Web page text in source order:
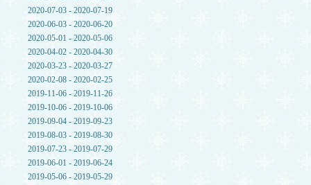
2020-07-03 - 2020-07-19
2020-06-03 - 2020-06-20
2020-05-01 - 2020-05-06
2020-04-02 - 2020-04-30
2020-03-23 - 2020-03-27
2020-02-08 - 2020-02-25
2019-11-06 - 2019-11-26
2019-10-06 - 2019-10-06
2019-09-04 - 2019-09-23
2019-08-03 - 2019-08-30
2019-07-23 - 2019-07-29
2019-06-01 - 2019-06-24
2019-05-06 - 2019-05-29